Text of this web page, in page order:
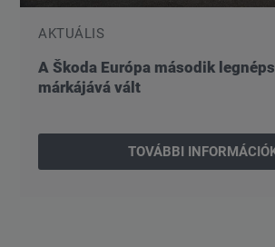
AKTUÁLIS
A Škoda Európa második
márkájává vált
TOVÁBBI